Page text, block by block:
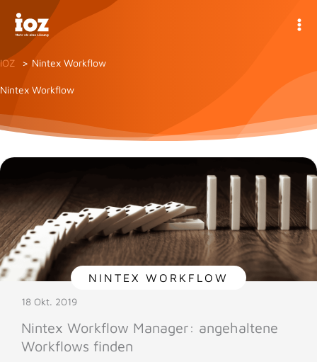
Inhalt
springen
IOZ Nintex Workflow
Nintex Workflow
NINTEX WORKFLOW
18 Okt. 2019
Nintex Workflow Manager: angehaltene
Workflows finden